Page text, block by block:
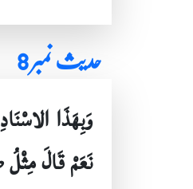
حدیث نمبر 8
وَبِهَذَا
نَعَمْ قَالَ